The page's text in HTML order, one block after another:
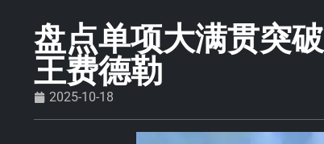
盘点单项大满贯突
王费德勒
2025-10-18